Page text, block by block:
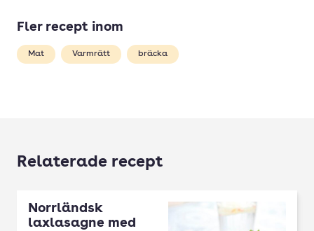
Fler recept inom
Mat Varmrätt bräcka
Relaterade recept
Norrländsk
laxlasagne med